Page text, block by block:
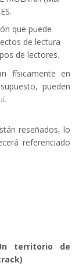
que puede
de lectura
de lectores.
físicamente en
pueden
reseñados, lo
referenciado
territorio de